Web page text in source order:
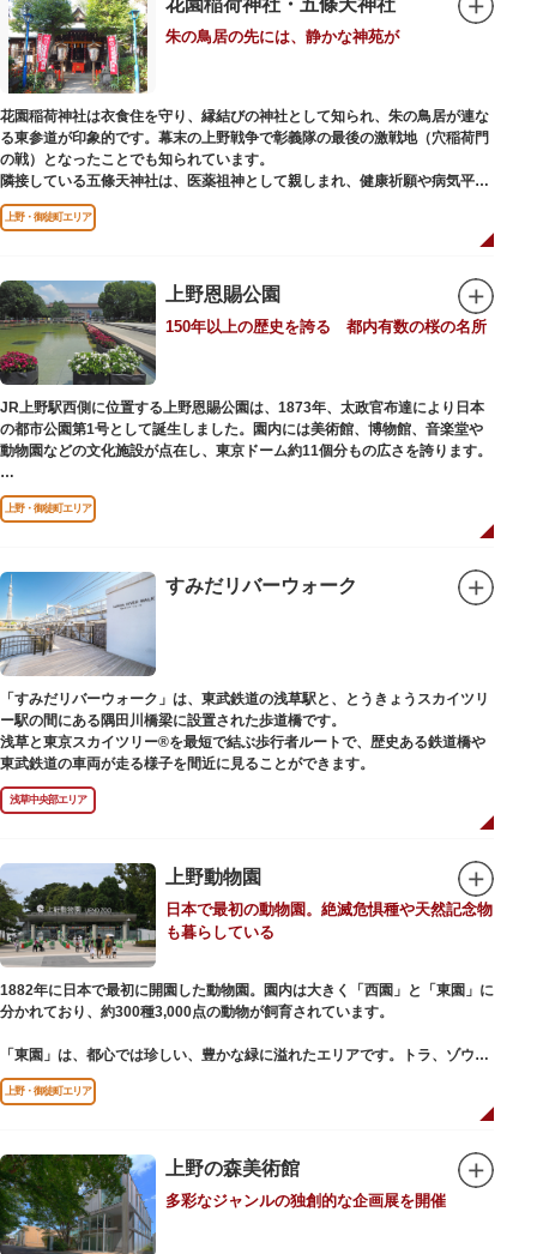
くの闇市が的屋の仕切りであったのに対して、アメ横は満州からの復員兵が
共同体となり連合会を結成。出店を統制し、商店街が形成されました。
当時、JR上野駅のすぐ南に発生した闇市は、飴を販売する屋台があったこと
から「アメヤ横丁（飴屋通り）」と呼ばれるように。反対側のJR御徒町付近
には、アメリカ進駐軍の放出物資を販売する店ができたので「アメリカ横丁
（アメリカ通り）」と呼ばれるようになりました。この2つのエリアが統合
され、今の「アメ横」になったと言われています。
朱の鳥居の先には、静かな神苑が
花園稲荷神社は衣食住を守り、縁結びの神社として知られ、朱の鳥居が連な
る東参道が印象的です。幕末の上野戦争で彰義隊の最後の激戦地（穴稲荷門
の戦）となったことでも知られています。
隣接している五條天神社は、医薬祖神として親しまれ、健康祈願や病気平癒
祈願の参拝者が多く、相殿には菅原道真公も祀られています。
境内がつながっており、まるでひとつの神社かのように並んで鎮座していま
すが、それぞれ別々の由緒の独立した神社です。どちらの御朱印も五條天神
参拝は6:00～17:00（御朱印の授与は9:00～17:00）
上野・御徒町エリア
上野恩賜公園
150年以上の歴史を誇る 都内有数の桜の名所
JR上野駅西側に位置する上野恩賜公園は、1873年、太政官布達により日本
の都市公園第1号として誕生しました。園内には美術館、博物館、音楽堂や
動物園などの文化施設が点在し、東京ドーム約11個分もの広さを誇ります。
ソメイヨシノやヤマザクラなど約1,200本の桜が植えられた園内は、桜の名
所としても有名。シーズンにはライトアップされた夜桜が一層風情を添え、
例年延べ330万人近い人出となります。不忍池（しのばずのいけ）は江戸時
ので、バードウォッチングを楽しむ人の姿も見られるスポットです。
美術館や博物館で国内外の芸術作品や文化・自然科学に触れたり、歴史の薫
りを感じながら史跡巡りを楽しんではいかがでしょうか。1日では見てまわ
りきれないほどの魅力にあふれた公園です。
上野・御徒町エリア
すみだリバーウォーク
「すみだリバーウォーク」は、東武鉄道の浅草駅と、とうきょうスカイツリ
ー駅の間にある隅田川橋梁に設置された歩道橋です。
浅草と東京スカイツリー®を最短で結ぶ歩行者ルートで、歴史ある鉄道橋や
東武鉄道の車両が走る様子を間近に見ることができます。
浅草中央部エリア
上野動物園
日本で最初の動物園。絶滅危惧種や天然記念物
も暮らしている
1882年に日本で最初に開園した動物園。園内は大きく「西園」と「東園」に
分かれており、約300種3,000点の動物が飼育されています。
「東園」は、都心では珍しい、豊かな緑に溢れたエリアです。トラ、ゾウな
どが住む森エリアや、ホッキョクグマやアザラシが住む海エリアでは、水浴
びなど迫力あるシーンが目撃できることもあります。国指定重要文化財の
一方「西園」は、蓮の名所としても知られる風光明媚な「不忍池」のほとり
に位置する区域。キリンやサイなどの人気動物をはじめ、アイアイや“動か
ない鳥”として話題のハシビロコウなどユニークな種も見られます。
子ども動物園「すてっぷ」では、小動物を間近で観察することを通じて、命
上野・御徒町エリア
上野の森美術館
多彩なジャンルの独創的な企画展を開催